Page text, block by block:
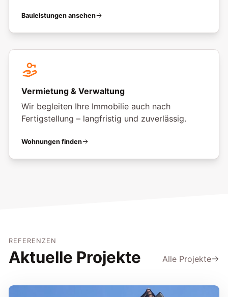
Bauleistungen ansehen
Vermietung & Verwaltung
Wir begleiten Ihre Immobilie auch nach
Fertigstellung – langfristig und zuverlässig.
Wohnungen finden
REFERENZEN
Aktuelle Projekte Alle Projekte